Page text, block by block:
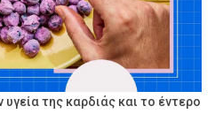
της καρδιάς και το έντερο